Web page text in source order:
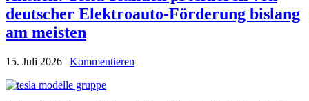
deutscher Elektroauto-Förderung bislang
am meisten
15. Juli 2026 | Kommentieren